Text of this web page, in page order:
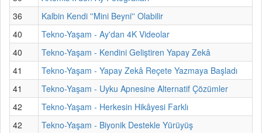
36
Kalbin Kendi ''Mini Beyni'' Olabilir
40
Tekno-Yaşam - Ay'dan 4K Videolar
40
Tekno-Yaşam - Kendini Geliştiren Yapay Zekâ
41
Tekno-Yaşam - Yapay Zekâ Reçete Yazmaya Başladı
41
Tekno-Yaşam - Uyku Apnesine Alternatif Çözümler
42
Tekno-Yaşam - Herkesin Hikâyesi Farklı
42
Tekno-Yaşam - Biyonik Destekle Yürüyüş